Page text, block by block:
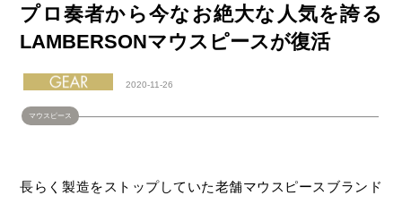
プロ奏者から今なお絶大な人気を誇る
LAMBERSONマウスピースが復活
2020-11-26
マウスピース
長らく製造をストップしていた老舗マウスピースブランド